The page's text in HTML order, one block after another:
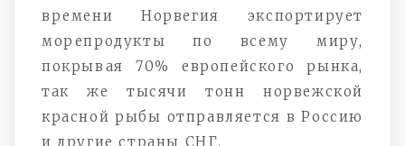
времени Норвегия экспортирует
морепродукты по всему миру,
покрывая 70% европейского рынка,
так же тысячи тонн норвежской
красной рыбы отправляется в Россию
и другие страны СНГ.